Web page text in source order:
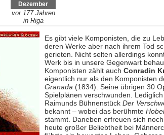
Dezember
vor 177 Jahren
in Riga
Es gibt viele Komponisten, die zu
deren Werke aber nach ihrem Tod
gerieten. Nicht selten allerdings
Werk bis in unsere Gegenwart
Komponisten zählt auch Conradin
eigentlich nur als den Komponisten
Granada (1834). Seine übrigen 30
Spielplänen verschwunden.
Raimunds Bühnenstück Der
bekannt – wobei das berühmte
stammt. Daneben erfreuen sich
heute großer Beliebtheit bei